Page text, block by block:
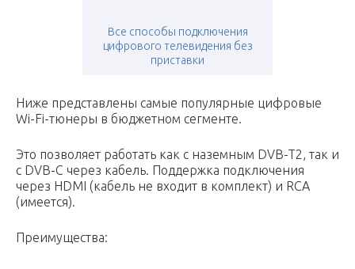
Все способы подключения
цифрового телевидения без
приставки
Ниже представлены самые популярные цифровые
Wi-Fi-тюнеры в бюджетном сегменте.
Это позволяет работать как с наземным DVB-T2, так и
с DVB-C через кабель. Поддержка подключения
через HDMI (кабель не входит в комплект) и RCA
(имеется).
Преимущества: